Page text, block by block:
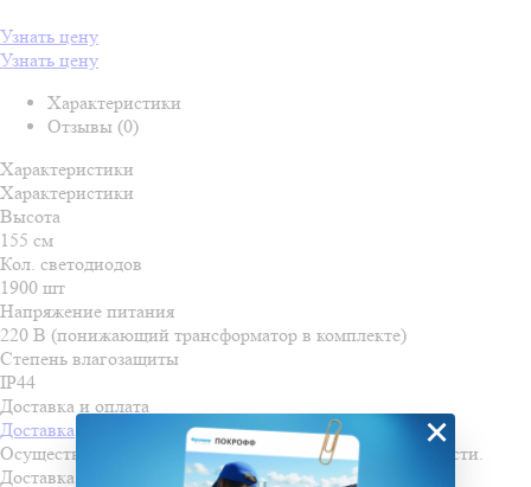
Узнать цену
Узнать цену
Характеристики
Отзывы (0)
Характеристики
Характеристики
Высота
155 см
Кол. светодиодов
1900 шт
Напряжение питания
220 В (понижающий трансформатор в комплекте)
Степень влагозащиты
IP44
Доставка и оплата
Доставка
Осуществляем доставку во все города Пензенской области.
Доставка осуществляется по льготной стоимости!
×